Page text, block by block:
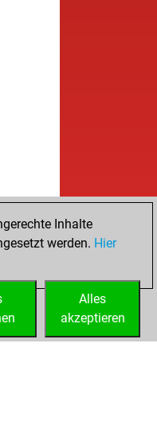
Inhalte
werden. Hier
Alles
akzeptieren